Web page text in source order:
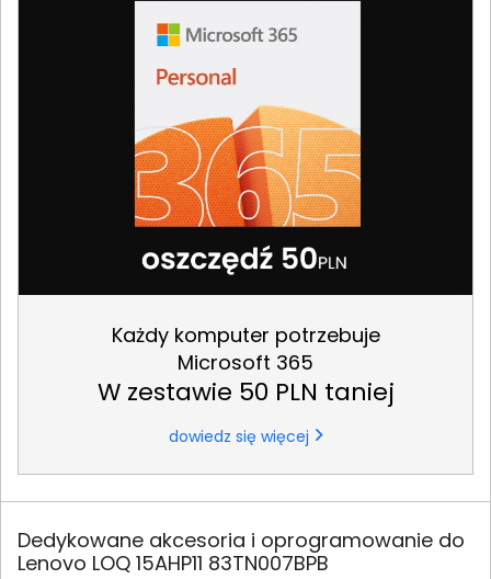
Każdy komputer potrzebuje
Microsoft 365
W zestawie 50 PLN taniej
dowiedz się więcej
Dedykowane akcesoria i oprogramowanie do
Lenovo LOQ 15AHP11 83TN007BPB